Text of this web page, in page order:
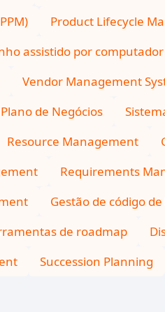
Product Lifecycle
assistido por computador
Vendor Management
Plano de Negócios
Resource Management
Requirements
Gestão de código
de roadmap
Succession Planning